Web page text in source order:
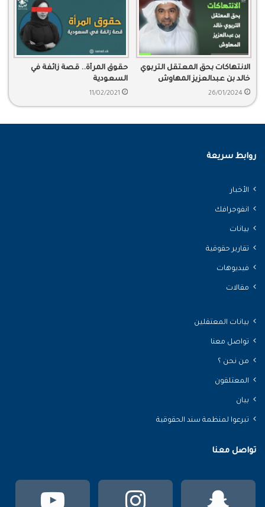
الانتهاكات بحق المعتقل التربوي
خالد بن عبدالعزيز المهاوش
26/01/2024
حقوق المرأة.. قصة زائفة في
السعودية
11/02/2021
روابط سريعة
الأخبار
انفوجرافك
بيانات
تقارير حقوقية
فيديوهات
مقالات
بيانات المعتقلين
تواصل معنا
من نحن ؟
المعتلقون
بيان
تبرعوا لمنظمة سند الحقوقية
تواصل معنا
انستقرام سناب